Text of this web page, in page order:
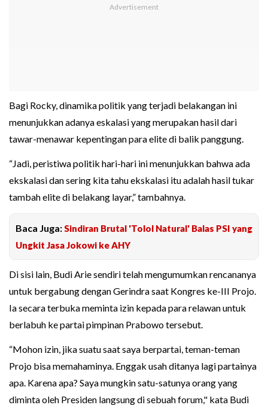
Bagi Rocky, dinamika politik yang terjadi belakangan ini
menunjukkan adanya eskalasi yang merupakan hasil dari
tawar-menawar kepentingan para elite di balik panggung.
“Jadi, peristiwa politik hari-hari ini menunjukkan bahwa ada
ekskalasi dan sering kita tahu ekskalasi itu adalah hasil tukar
tambah elite di belakang layar,” tambahnya.
Baca Juga:Sindiran Brutal 'Tolol Natural' Balas PSI yang
Ungkit Jasa Jokowi ke AHY
Di sisi lain, Budi Arie sendiri telah mengumumkan rencananya
untuk bergabung dengan Gerindra saat Kongres ke-III Projo.
Ia secara terbuka meminta izin kepada para relawan untuk
berlabuh ke partai pimpinan Prabowo tersebut.
“Mohon izin, jika suatu saat saya berpartai, teman-teman
Projo bisa memahaminya. Enggak usah ditanya lagi partainya
apa. Karena apa? Saya mungkin satu-satunya orang yang
diminta oleh Presiden langsung di sebuah forum," kata Budi